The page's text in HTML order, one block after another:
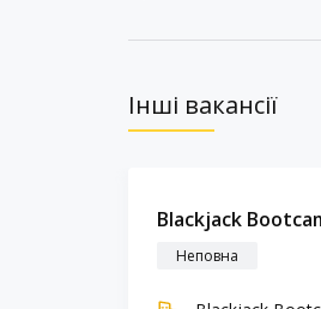
Інші вакансії
Blackjack
Неповна